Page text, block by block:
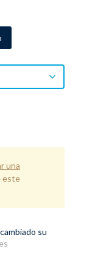
una
este
su